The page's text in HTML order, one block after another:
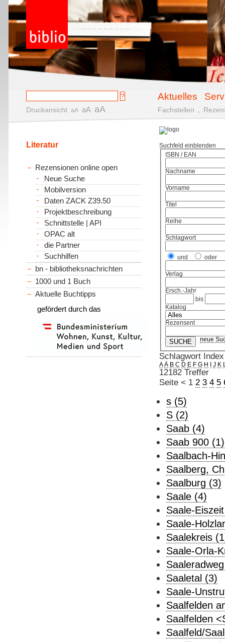
Aktuelles
Druckansicht aA aA aA Fachstellen
Suchfeld einblenden
ISBN / EAN
Nachname
Vorname
Titel
Reihe
Schlagwort
und oder
Verlag
Ersch.-Jahr
bis
Katalog
Rezensent
neue
Schlagwort Index
A Ä B C D E F G H J K
12182 Treffer
Seite < 1 2 3 4 5
s (5)
S (2)
Saab (4)
Saab 900 (1)
Saalbach-
Saalberg,
Saalburg (3)
Saale (4)
Saale-
Saale-
Saalekreis
Saale-Orla-
Saaletal (3)
Saale-
Saalfelden
Saalfelden
Saalfeld/
Literatur
Rezensionen online open
Neue Suche
Mobilversion
Daten ZACK Z39.50
Projektbeschreibung
Schnittstelle | API
OPAC alt
die Partner
Suchhilfen
bn - bibliotheksnachrichten
1000 und 1 Buch
Aktuelle Buchtipps
gefördert durch das